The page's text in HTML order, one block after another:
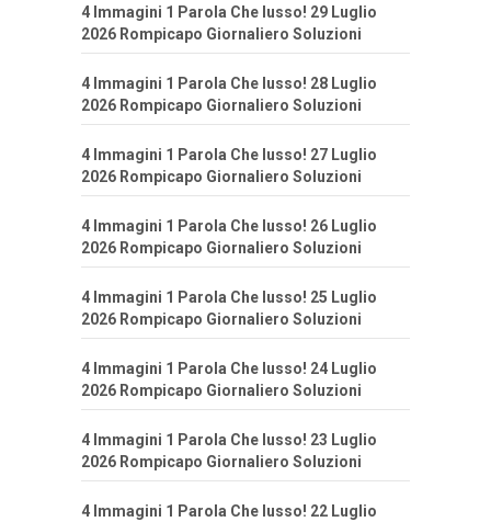
4 Immagini 1 Parola Che lusso! 29 Luglio
2026 Rompicapo Giornaliero Soluzioni
4 Immagini 1 Parola Che lusso! 28 Luglio
2026 Rompicapo Giornaliero Soluzioni
4 Immagini 1 Parola Che lusso! 27 Luglio
2026 Rompicapo Giornaliero Soluzioni
4 Immagini 1 Parola Che lusso! 26 Luglio
2026 Rompicapo Giornaliero Soluzioni
4 Immagini 1 Parola Che lusso! 25 Luglio
2026 Rompicapo Giornaliero Soluzioni
4 Immagini 1 Parola Che lusso! 24 Luglio
2026 Rompicapo Giornaliero Soluzioni
4 Immagini 1 Parola Che lusso! 23 Luglio
2026 Rompicapo Giornaliero Soluzioni
4 Immagini 1 Parola Che lusso! 22 Luglio